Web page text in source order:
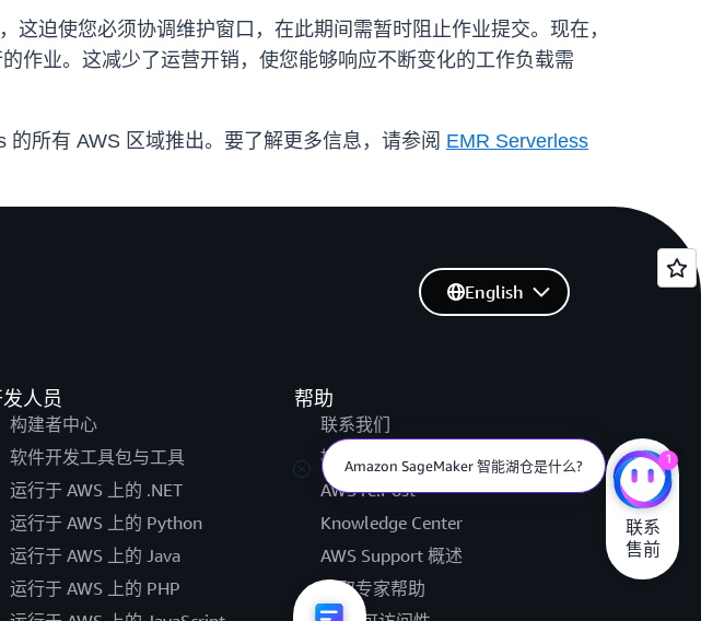
迫使您必须协调维护窗口，在此期间需暂时阻止作业提交。现在，
作业。这减少了运营开销，使您能够响应不断变化的工作负载需
所有 AWS 区域推出。要了解更多信息，请参阅 EMR Serverless
人员
构建者中心
软件开发工具包与工具
运行于 AWS 上的 .NET
运行于 AWS 上的 Python
运行于 AWS 上的 Java
运行于 AWS 上的 PHP
帮助
联系我们
提交支持工单
AWS re:Post
Knowledge Center
AWS Support 概述
获取专家帮助
English
Amazon SageMaker 智能湖仓是什么? 1
联系
售前